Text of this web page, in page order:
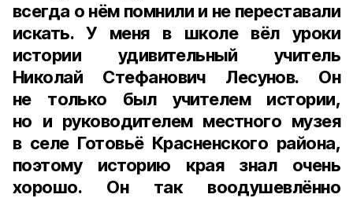
всегда о нём помнили и не переставали
искать. У меня в школе вёл уроки
истории удивительный учитель
Николай Стефанович Лесунов. Он
не только был учителем истории,
но и руководителем местного музея
в селе Готовьё Красненского района,
поэтому историю края знал очень
хорошо. Он так воодушевлённо